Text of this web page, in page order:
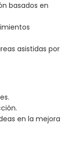
basados en
asistidas por
en la mejora